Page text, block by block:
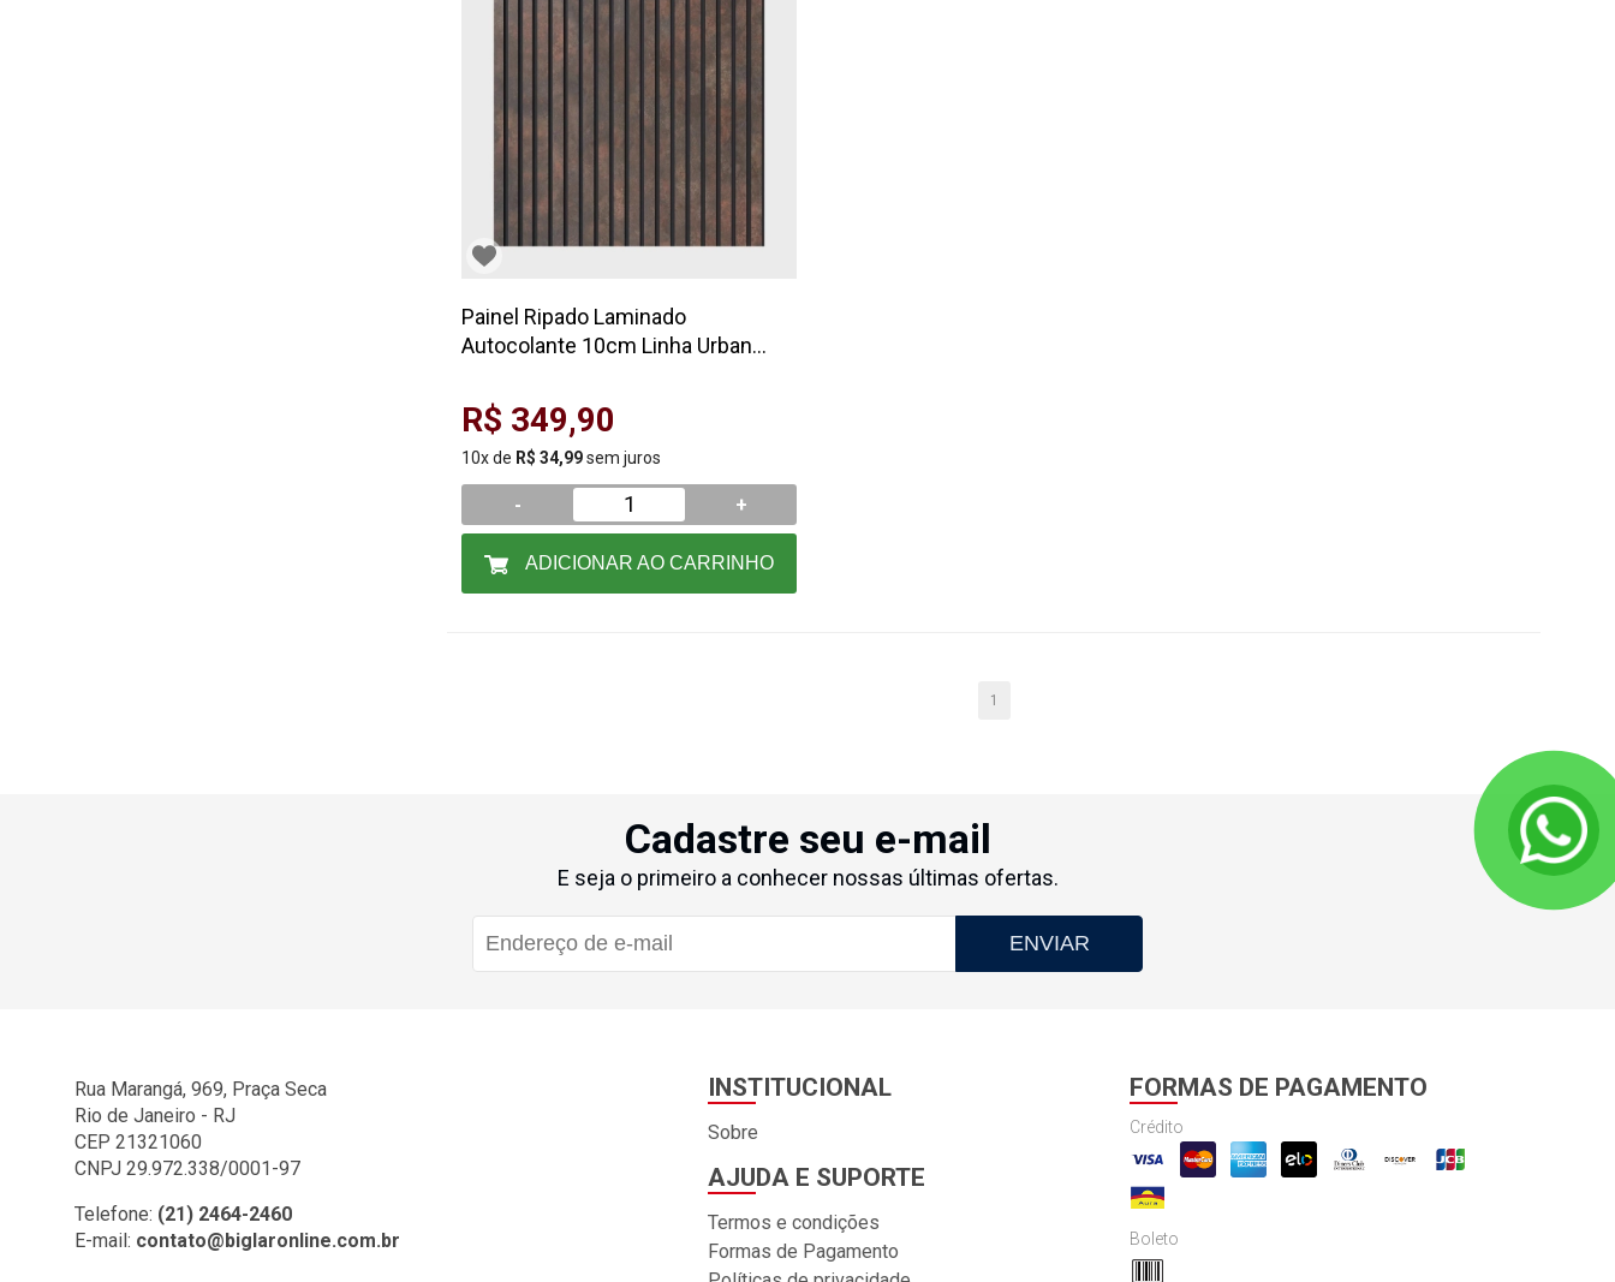
Painel Ripado Laminado
Autocolante 10cm Linha Urban
R$ 349,90
10x de R$ 34,99sem juros
- +
ADICIONAR AO CARRINHO
1
Cadastre seu e-mail
E seja o primeiro a conhecer nossas últimas ofertas.
ENVIAR
Rua Marangá, 969, Praça Seca
Rio de Janeiro - RJ
CEP 21321060
CNPJ 29.972.338/0001-97
Telefone: (21) 2464-2460
E-mail: contato@biglaronline.com.br
INSTITUCIONAL
Sobre
AJUDA E SUPORTE
Termos e condições
Formas de Pagamento
FORMAS DE PAGAMENTO
Crédito
Boleto